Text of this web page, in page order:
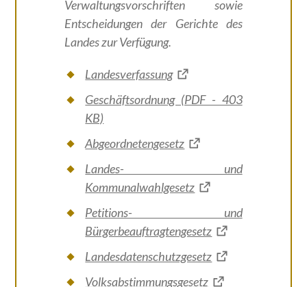
Verwaltungsvorschriften sowie
Entscheidungen der Gerichte des
Landes zur Verfügung.
Landesverfassung
Geschäftsordnung (PDF - 403
KB)
Abgeordnetengesetz
Landes- und
Kommunalwahlgesetz
Petitions- und
Bürgerbeauftragtengesetz
Landesdatenschutzgesetz
Volksabstimmungsgesetz